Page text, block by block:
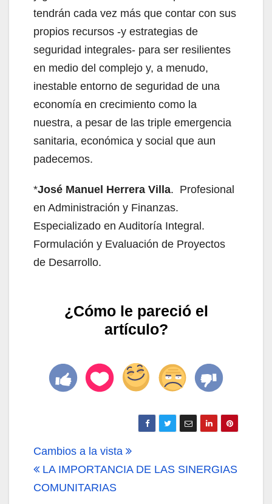
tendrán cada vez más que contar con sus
propios recursos -y estrategias de
seguridad integrales- para ser resilientes
en medio del complejo y, a menudo,
inestable entorno de seguridad de una
economía en crecimiento como la
nuestra, a pesar de las triple emergencia
sanitaria, económica y social que aun
padecemos.
*José Manuel Herrera Villa. Profesional
en Administración y Finanzas.
Especializado en Auditoría Integral.
Formulación y Evaluación de Proyectos
de Desarrollo.
¿Cómo le pareció el
artículo?
Navegación
de
entradas
Cambios a la vista
LA IMPORTANCIA DE LAS SINERGIAS
COMUNITARIAS